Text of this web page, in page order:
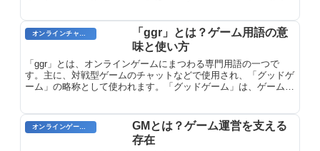
す。
オンラインチャット用語
「ggr」とは？ゲーム用語の意
味と使い方
「ggr」とは、オンラインゲームにまつわる専門用語の一つで
す。主に、対戦型ゲームのチャットなどで使用され、「グッドゲ
ーム」の略称として使われます。「グッドゲーム」は、ゲーム終
表す表現として用いられます。GMとは？ゲーム運営を支える
存在